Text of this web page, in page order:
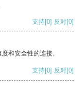
支持[0] 反对[0]
和安全性的连接。
支持[0] 反对[0]